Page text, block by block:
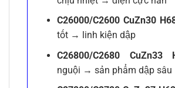
C26000/C2600 CuZn30
tốt → linh kiện dập
C26800/C2680 CuZn33
nguội → sản phẩm dập sâu